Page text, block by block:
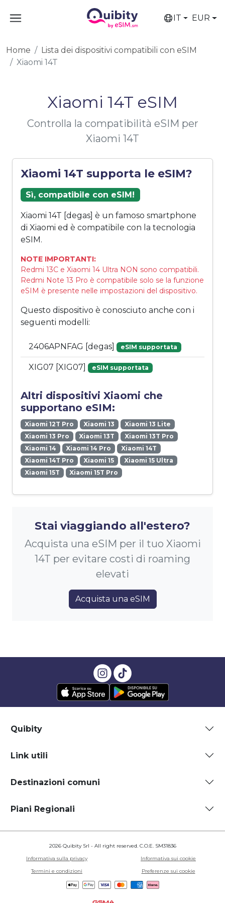
IT EUR
Home
Lista dei dispositivi compatibili con eSIM
Xiaomi 14T
Xiaomi 14T eSIM
Controlla la compatibilità eSIM per
Xiaomi 14T
Xiaomi 14T supporta le eSIM?
Sì, compatibile con eSIM!
Xiaomi 14T [degas] è un famoso smartphone
di Xiaomi ed è compatibile con la tecnologia
eSIM.
NOTE IMPORTANTI:
Redmi 13C e Xiaomi 14 Ultra NON sono compatibili.
Redmi Note 13 Pro è compatibile solo se la funzione
eSIM è presente nelle impostazioni del dispositivo.
Questo dispositivo è conosciuto anche con i
seguenti modelli:
2406APNFAG [degas] eSIM supportata
XIG07 [XIG07] eSIM supportata
Altri dispositivi Xiaomi che
supportano eSIM:
Xiaomi 12T Pro Xiaomi 13
Xiaomi 13 Lite
Xiaomi 13 Pro
Xiaomi 13T
Xiaomi 13T Pro
Xiaomi 14
Xiaomi 14 Pro
Xiaomi 14T
Xiaomi 14T Pro
Xiaomi 15
Xiaomi 15 Ultra
Xiaomi 15T
Xiaomi 15T Pro
Stai viaggiando all'estero?
Acquista una eSIM per il tuo Xiaomi
14T per evitare costi di roaming
elevati
Acquista una eSIM
Quibity
Link utili
Destinazioni comuni
Piani Regionali
2026 Quibity Srl - All right reserved. C.O.E. SM31836
Informativa sulla privacy
Informativa sui cookie
Termini e condizioni
Preferenze sui cookie